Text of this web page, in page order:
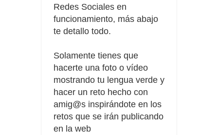
Redes Sociales en
funcionamiento, más abajo
te detallo todo.
Solamente tienes que
hacerte una foto o vídeo
mostrando tu lengua verde y
hacer un reto hecho con
amig@s inspirándote en los
retos que se irán publicando
en la web